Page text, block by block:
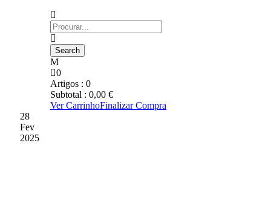
0
Artigos : 0
Subtotal : 0,00 €
Ver CarrinhoFinalizar Compra
28
Fev
2025